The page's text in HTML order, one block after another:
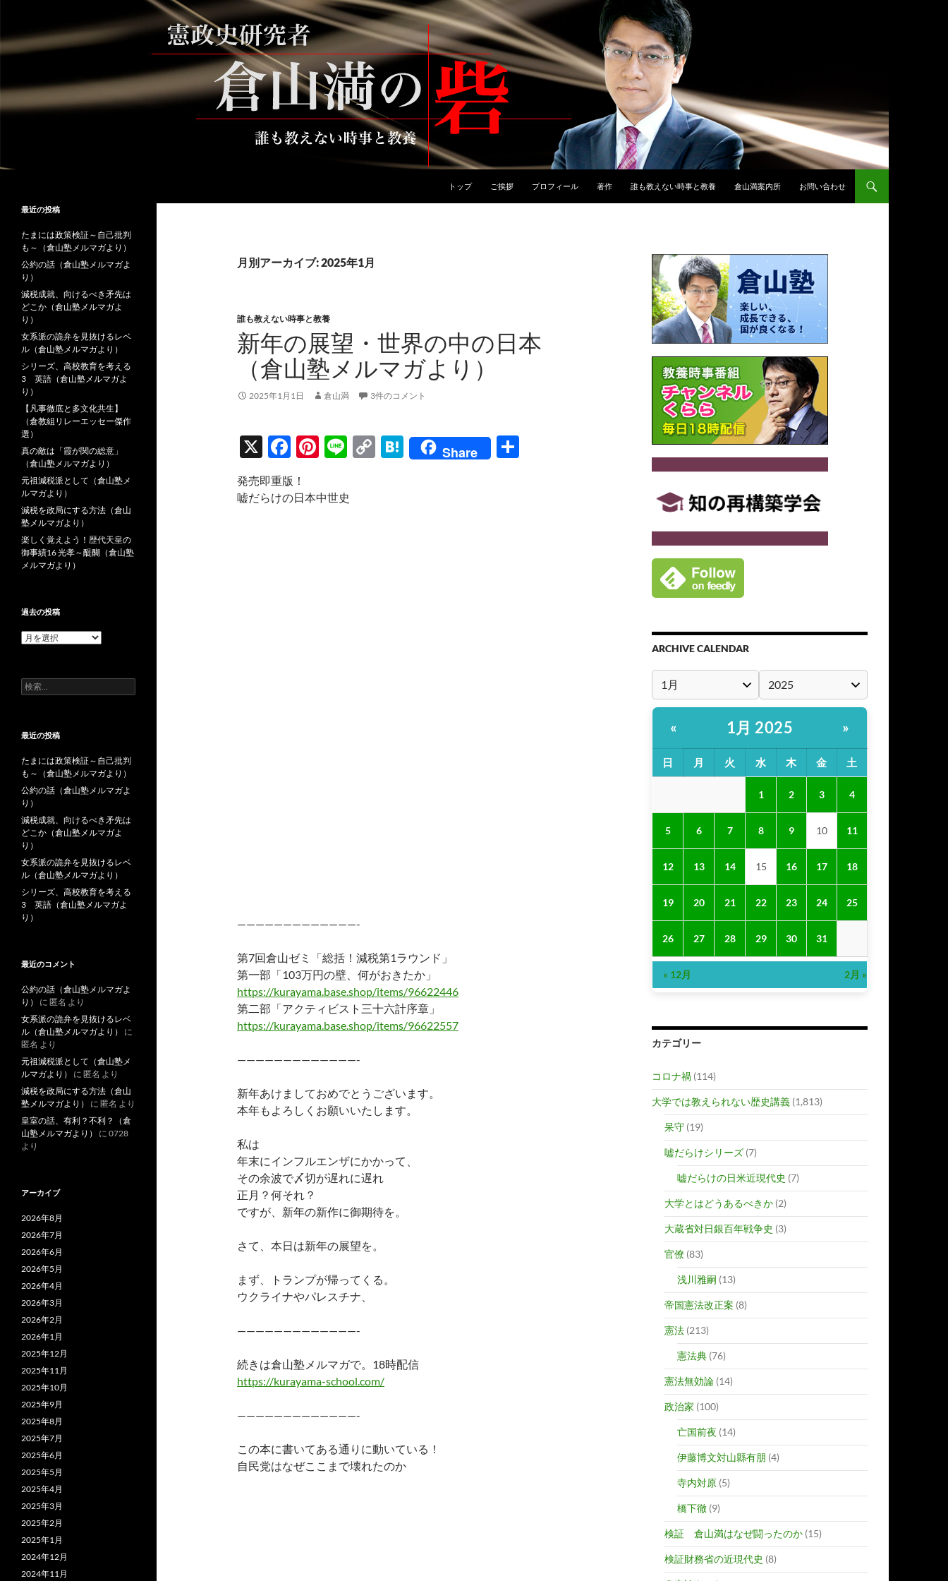
テ
ン
へ
ス
トップ ご挨拶 プロフィール 著作 誰も教えない時事と教養 倉山満案内所 お問い合わせ
月別アーカイブ: 2025年1月
誰も教えない時事と教養
新年の展望・世界の中の日本
（倉山塾メルマガより）
2025年1月1日 倉山満 3件のコメント
X
F
ac
e
Pi
er
Li
e
C
H
at
Share
発売即重版！
嘘だらけの日本中世史
—————————————-
第7回倉山ゼミ「総括！減税第1ラウンド」
第一部「103万円の壁、何がおきたか」
https://kurayama.base.shop/items/96622446
第二部「アクティビスト三十六計序章」
https://kurayama.base.shop/items/96622557
—————————————-
新年あけましておめでとうございます。
本年もよろしくお願いいたします。
私は
年末にインフルエンザにかかって、
その余波で〆切が遅れに遅れ
正月？何それ？
ですが、新年の新作に御期待を。
さて、本日は新年の展望を。
まず、トランプが帰ってくる。
ウクライナやパレスチナ、
—————————————-
続きは倉山塾メルマガで。18時配信
https://kurayama-school.com/
—————————————-
この本に書いてある通りに動いている！
自民党はなぜここまで壊れたのか
ARCHIVE CALENDAR
« 1月 2025 »
日 月 火 水 木 金 土
1 2 3 4
5 6 7 8 9 10 11
12 13 14 15 16 17 18
19 20 21 22 23 24 25
26 27 28 29 30 31
« 12月 2月 »
カテゴリー
コロナ禍 (114)
大学では教えられない歴史講義 (1,813)
呆守 (19)
嘘だらけシリーズ (7)
嘘だらけの日米近現代史 (7)
大学とはどうあるべきか (2)
大蔵省対日銀百年戦争史 (3)
官僚 (83)
浅川雅嗣 (13)
帝国憲法改正案 (8)
憲法 (213)
憲法典 (76)
憲法無効論 (14)
政治家 (100)
亡国前夜 (14)
伊藤博文対山縣有朋 (4)
寺内対原 (5)
橋下徹 (9)
検証 倉山満はなぜ闘ったのか (15)
検証財務省の近現代史 (8)
倉山満の砦～誰も教えない時事と教
最近の投稿
たまには政策検証～自己批判
も～（倉山塾メルマガより）
公約の話（倉山塾メルマガよ
り）
減税成就、向けるべき矛先は
どこか（倉山塾メルマガよ
り）
女系派の詭弁を見抜けるレベ
ル（倉山塾メルマガより）
シリーズ、高校教育を考える
3 英語（倉山塾メルマガよ
り）
【凡事徹底と多文化共生】
（倉教組リレーエッセー傑作
選）
真の敵は「霞が関の総意」
（倉山塾メルマガより）
元祖減税派として（倉山塾メ
ルマガより）
減税を政局にする方法（倉山
塾メルマガより）
楽しく覚えよう！歴代天皇の
御事績16 光孝～醍醐（倉山塾
メルマガより）
過去の投稿
過
稿
検
索:
最近の投稿
たまには政策検証～自己批判
も～（倉山塾メルマガより）
公約の話（倉山塾メルマガよ
り）
減税成就、向けるべき矛先は
どこか（倉山塾メルマガよ
り）
女系派の詭弁を見抜けるレベ
ル（倉山塾メルマガより）
シリーズ、高校教育を考える
3 英語（倉山塾メルマガよ
り）
最近のコメント
公約の話（倉山塾メルマガよ
り）
に 匿名 より
女系派の詭弁を見抜けるレベ
ル（倉山塾メルマガより）
に
匿名 より
元祖減税派として（倉山塾メ
ルマガより）
に 匿名 より
減税を政局にする方法（倉山
塾メルマガより）
に 匿名 より
皇室の話、有利？不利？（倉
山塾メルマガより）
に 0728
より
アーカイブ
2026年8月
2026年7月
2026年6月
2026年5月
2026年4月
2026年3月
2026年2月
2026年1月
2025年12月
2025年11月
2025年10月
2025年9月
2025年8月
2025年7月
2025年6月
2025年5月
2025年4月
2025年3月
2025年2月
2025年1月
2024年12月
2024年11月